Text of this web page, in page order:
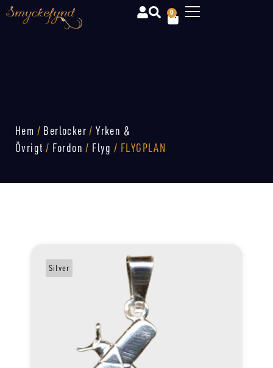
0
Hem / Berlocker /Yrken &
Övrigt / Fordon / Flyg / FLYGPLAN
Silver